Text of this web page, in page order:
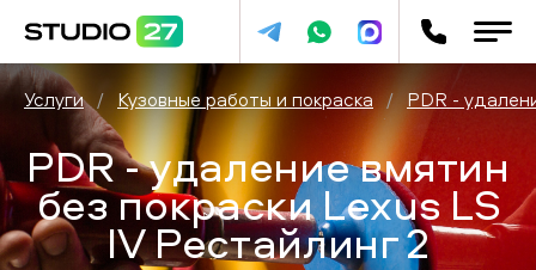
Услуги / Кузовные работы и покраска / PDR -
PDR - удаление вмятин
без покраски Lexus LS
IV Рестайлинг 2